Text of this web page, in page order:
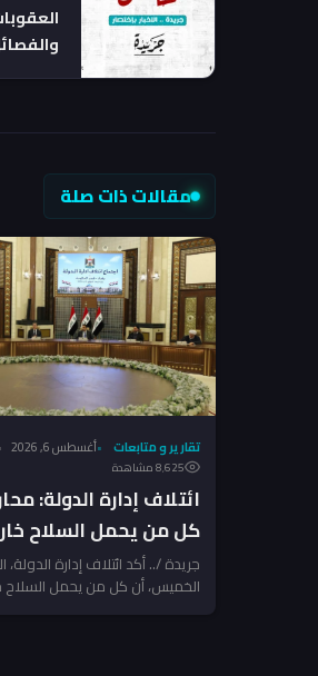
مقالات ذات صلة
تقارير و متابعات أغسطس 6, 2026
8٬625 مشاهدة
ائتلاف إدارة الدولة:
كل من يحمل السلاح
الدولة!
جريدة /.. أكد ائتلاف إدارة الدولة،
الخميس، أن كل من يحمل السلاح